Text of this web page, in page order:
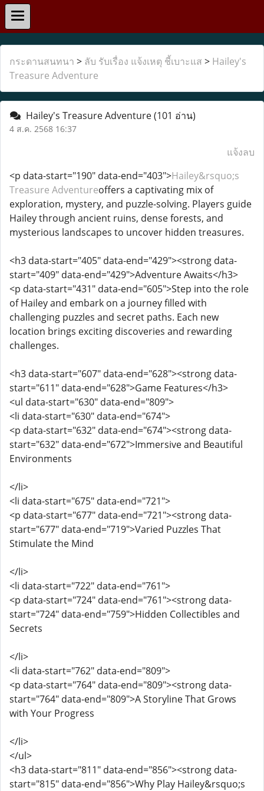
กระดานสนทนา > ลับ รับเรื่อง แจ้งเหตุ ชี้เบาะแส > Hailey's
Treasure Adventure
Hailey's Treasure Adventure(101 อ่าน)
4 ส.ค. 2568 16:37
แจ้งลบ
<p data-start="190" data-end="403">Hailey&rsquo;s
Treasure Adventureoffers a captivating mix of
exploration, mystery, and puzzle-solving. Players guide
Hailey through ancient ruins, dense forests, and
mysterious landscapes to uncover hidden treasures.
<h3 data-start="405" data-end="429"><strong data-
start="409" data-end="429">Adventure Awaits</h3>
<p data-start="431" data-end="605">Step into the role
of Hailey and embark on a journey filled with
challenging puzzles and secret paths. Each new
location brings exciting discoveries and rewarding
challenges.
<h3 data-start="607" data-end="628"><strong data-
start="611" data-end="628">Game Features</h3>
<ul data-start="630" data-end="809">
<li data-start="630" data-end="674">
<p data-start="632" data-end="674"><strong data-
start="632" data-end="672">Immersive and Beautiful
Environments
</li>
<li data-start="675" data-end="721">
<p data-start="677" data-end="721"><strong data-
start="677" data-end="719">Varied Puzzles That
Stimulate the Mind
</li>
<li data-start="722" data-end="761">
<p data-start="724" data-end="761"><strong data-
start="724" data-end="759">Hidden Collectibles and
Secrets
</li>
<li data-start="762" data-end="809">
<p data-start="764" data-end="809"><strong data-
start="764" data-end="809">A Storyline That Grows
with Your Progress
</li>
</ul>
<h3 data-start="811" data-end="856"><strong data-
start="815" data-end="856">Why Play Hailey&rsquo;s